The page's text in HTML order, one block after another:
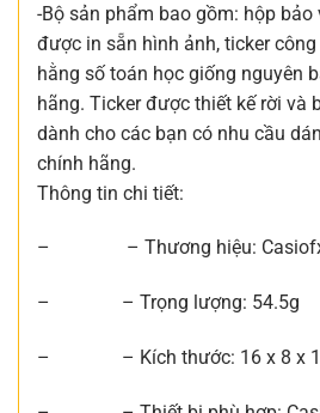
-Bộ sản phẩm bao gồm: hộp bảo
được in sẵn hình ảnh, ticker
hằng số toán học giống nguyên
hãng. Ticker được thiết kế rời và
dành cho các bạn có nhu cầu
chính hãng.
Thông tin chi tiết:
– – Thương hiệu:
– – Trọng lượng: 54.5g
– – Kích thước: 16 x 8 x